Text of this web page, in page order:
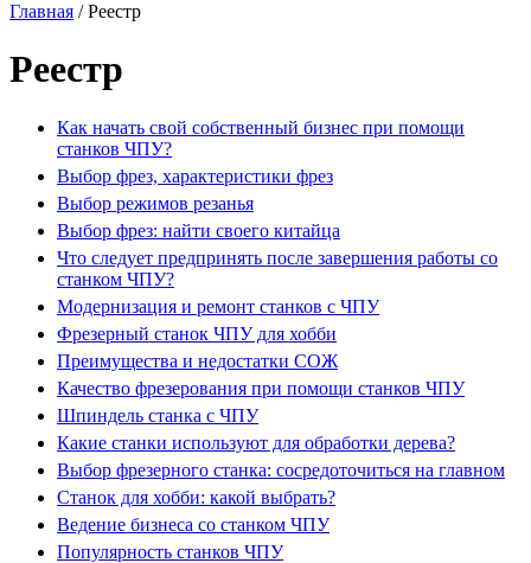
Главная / Реестр
Реестр
Как начать свой собственный бизнес при помощи
станков ЧПУ?
Выбор фрез, характеристики фрез
Выбор режимов резанья
Выбор фрез: найти своего китайца
Что следует предпринять после завершения работы со
станком ЧПУ?
Модернизация и ремонт станков с ЧПУ
Фрезерный станок ЧПУ для хобби
Преимущества и недостатки СОЖ
Качество фрезерования при помощи станков ЧПУ
Шпиндель станка с ЧПУ
Какие станки используют для обработки дерева?
Выбор фрезерного станка: сосредоточиться на главном
Станок для хобби: какой выбрать?
Ведение бизнеса со станком ЧПУ
Популярность станков ЧПУ